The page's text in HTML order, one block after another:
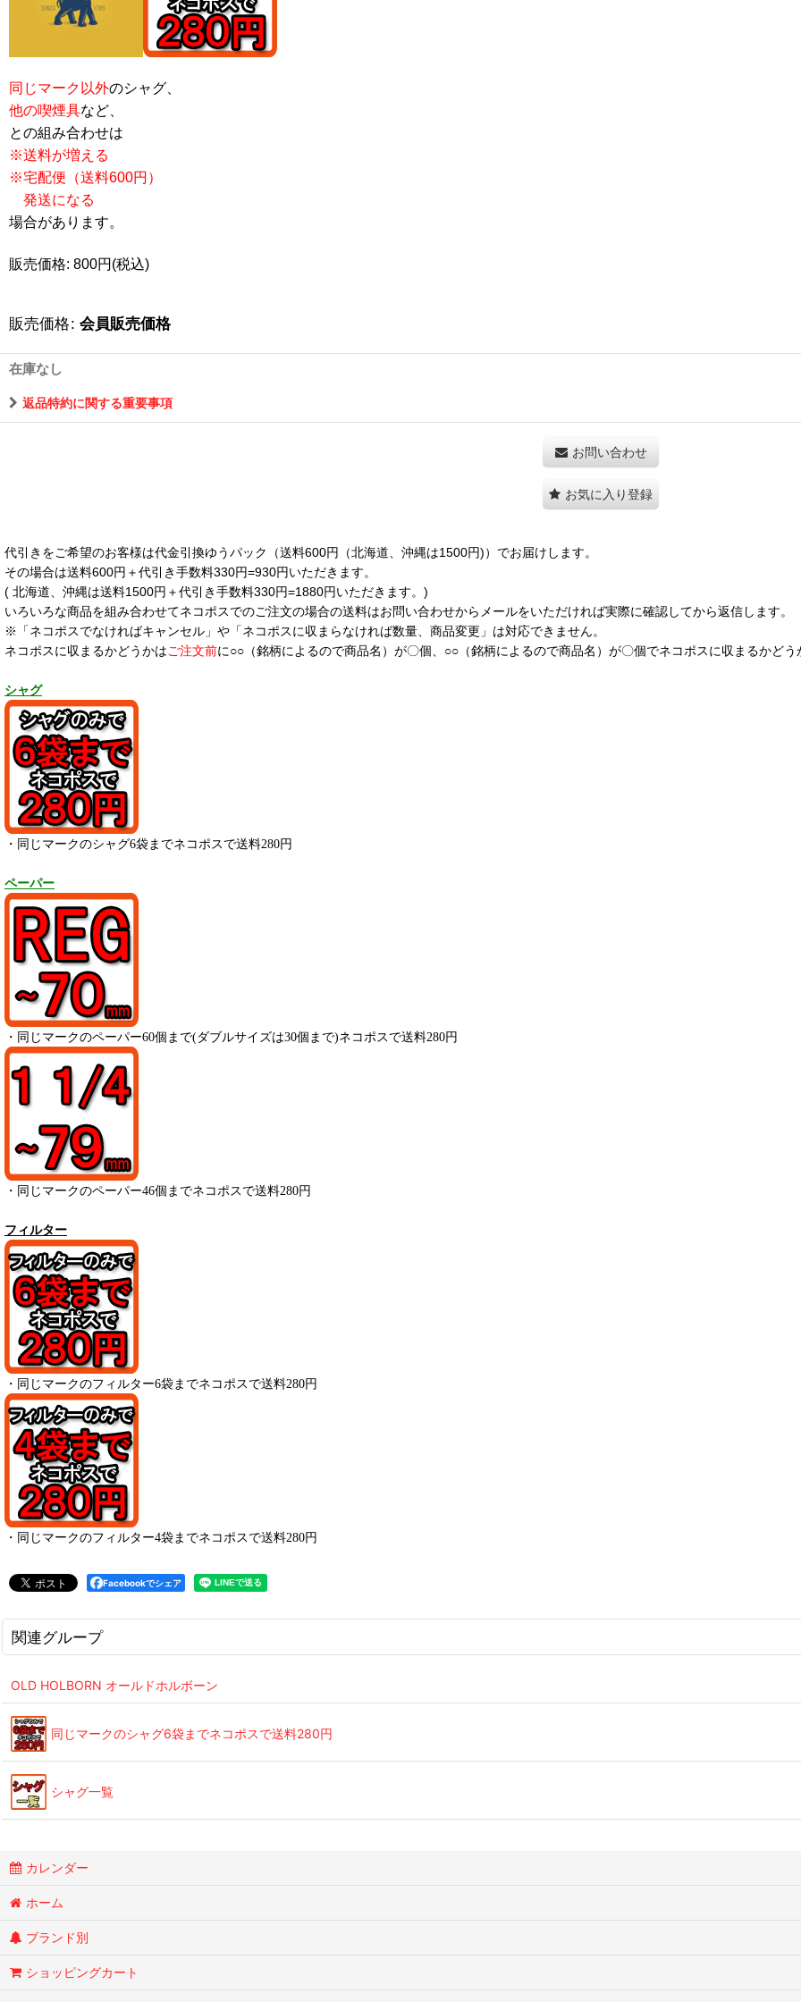
同じマーク以外のシャグ、
他の喫煙具など、
との組み合わせは
※送料が増える
※宅配便（送料600円）
発送になる
場合があります。
販売価格: 800円(税込)
販売価格: 会員販売価格
在庫なし
返品特約に関する重要事項
お問い合わせ
お気に入り登録
代引きをご希望のお客様は代金引換ゆうパック（送料600円（北海道、沖縄は1500円)）でお届けします。
その場合は送料600円＋代引き手数料330円=930円いただきます。
( 北海道、沖縄は送料1500円＋代引き手数料330円=1880円いただきます。)
いろいろな商品を組み合わせてネコポスでのご注文の場合の送料はお問い合わせからメールをいただければ実際に確認してから返信します。
※「ネコポスでなければキャンセル」や「ネコポスに収まらなければ数量、商品変更」は対応できません。
ネコポスに収まるかどうかはご注文前に○○（銘柄によるので商品名）が〇個、○○（銘柄によるので商品名）が〇個でネコポスに収まるかど
シャグ
・同じマークのシャグ6袋までネコポスで送料280円
ペーパー
・ 同じマークのペーパー60個まで(ダブルサイズは30個まで)ネコポスで送料280円
・ 同じマークのペーパー46個までネコポスで送料280円
フィルター
・ 同じマークのフィルター6袋までネコポスで送料280円
・ 同じマークのフィルター4袋までネコポスで送料280円
Facebookでシェア
関連グループ
OLD HOLBORN オールドホルボーン
同じマークのシャグ6袋までネコポスで送料280円
シャグ一覧
カレンダー
ホーム
ブランド別
ショッピングカート